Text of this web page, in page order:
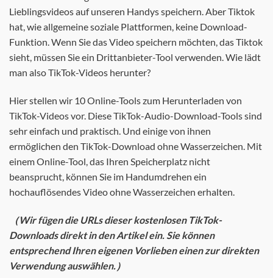
Lieblingsvideos auf unseren Handys speichern. Aber Tiktok
hat, wie allgemeine soziale Plattformen, keine Download-
Funktion. Wenn Sie das Video speichern möchten, das Tiktok
sieht, müssen Sie ein Drittanbieter-Tool verwenden. Wie lädt
man also TikTok-Videos herunter?
Hier stellen wir 10 Online-Tools zum Herunterladen von
TikTok-Videos vor. Diese TikTok-Audio-Download-Tools sind
sehr einfach und praktisch. Und einige von ihnen
ermöglichen den TikTok-Download ohne Wasserzeichen. Mit
einem Online-Tool, das Ihren Speicherplatz nicht
beansprucht, können Sie im Handumdrehen ein
hochauflösendes Video ohne Wasserzeichen erhalten.
（Wir fügen die URLs dieser kostenlosen TikTok-
Downloads direkt in den Artikel ein. Sie können
entsprechend Ihren eigenen Vorlieben einen zur direkten
Verwendung auswählen.）